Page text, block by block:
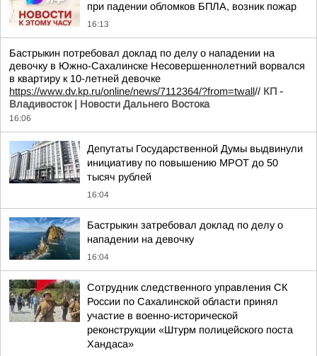
при падении обломков БПЛА, возник пожар
16:13
Бастрыкин потребовал доклад по делу о нападении на
девочку в Южно-Сахалинске Несовершеннолетний ворвался
в квартиру к 10-летней девочке
https://www.dv.kp.ru/online/news/7112364/?from=twall// КП -
Владивосток | Новости Дальнего Востока
16:06
Депутаты Государственной Думы выдвинули
инициативу по повышению МРОТ до 50
тысяч рублей
16:04
Бастрыкин затребовал доклад по делу о
нападении на девочку
16:04
Сотрудник следственного управления СК
России по Сахалинской области принял
участие в военно-исторической
реконструкции «Штурм полицейского поста
Хандаса»